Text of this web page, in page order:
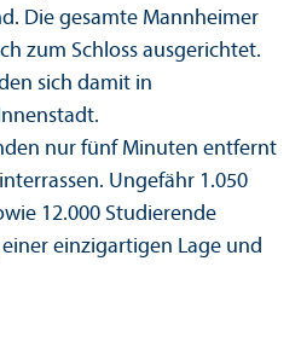
Die gesamte Mannheimer
zum Schloss ausgerichtet.
sich damit in
nur fünf Minuten entfernt
Ungefähr 1.050
12.000 Studierende
einzigartigen Lage und